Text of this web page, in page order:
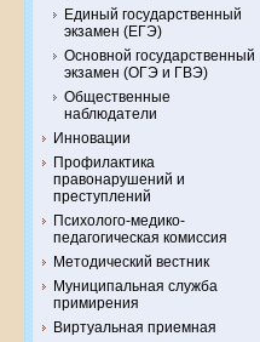
Единый государственный
экзамен (ЕГЭ)
Основной государственный
экзамен (ОГЭ и ГВЭ)
Общественные
наблюдатели
Инновации
Профилактика
правонарушений и
преступлений
Психолого-медико-
педагогическая комиссия
Методический вестник
Муниципальная служба
примирения
Виртуальная приемная